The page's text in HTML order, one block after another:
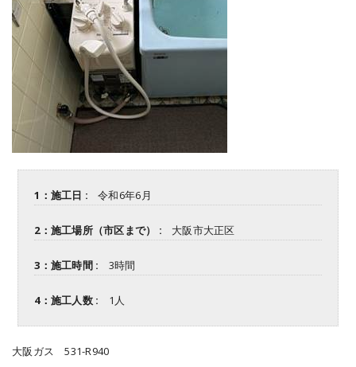
1：施工日 : 令和6年6月
2：施工場所（市区まで） : 大阪市大正区
3：施工時間 : 3時間
4：施工人数 : 1人
大阪ガス 531-R940